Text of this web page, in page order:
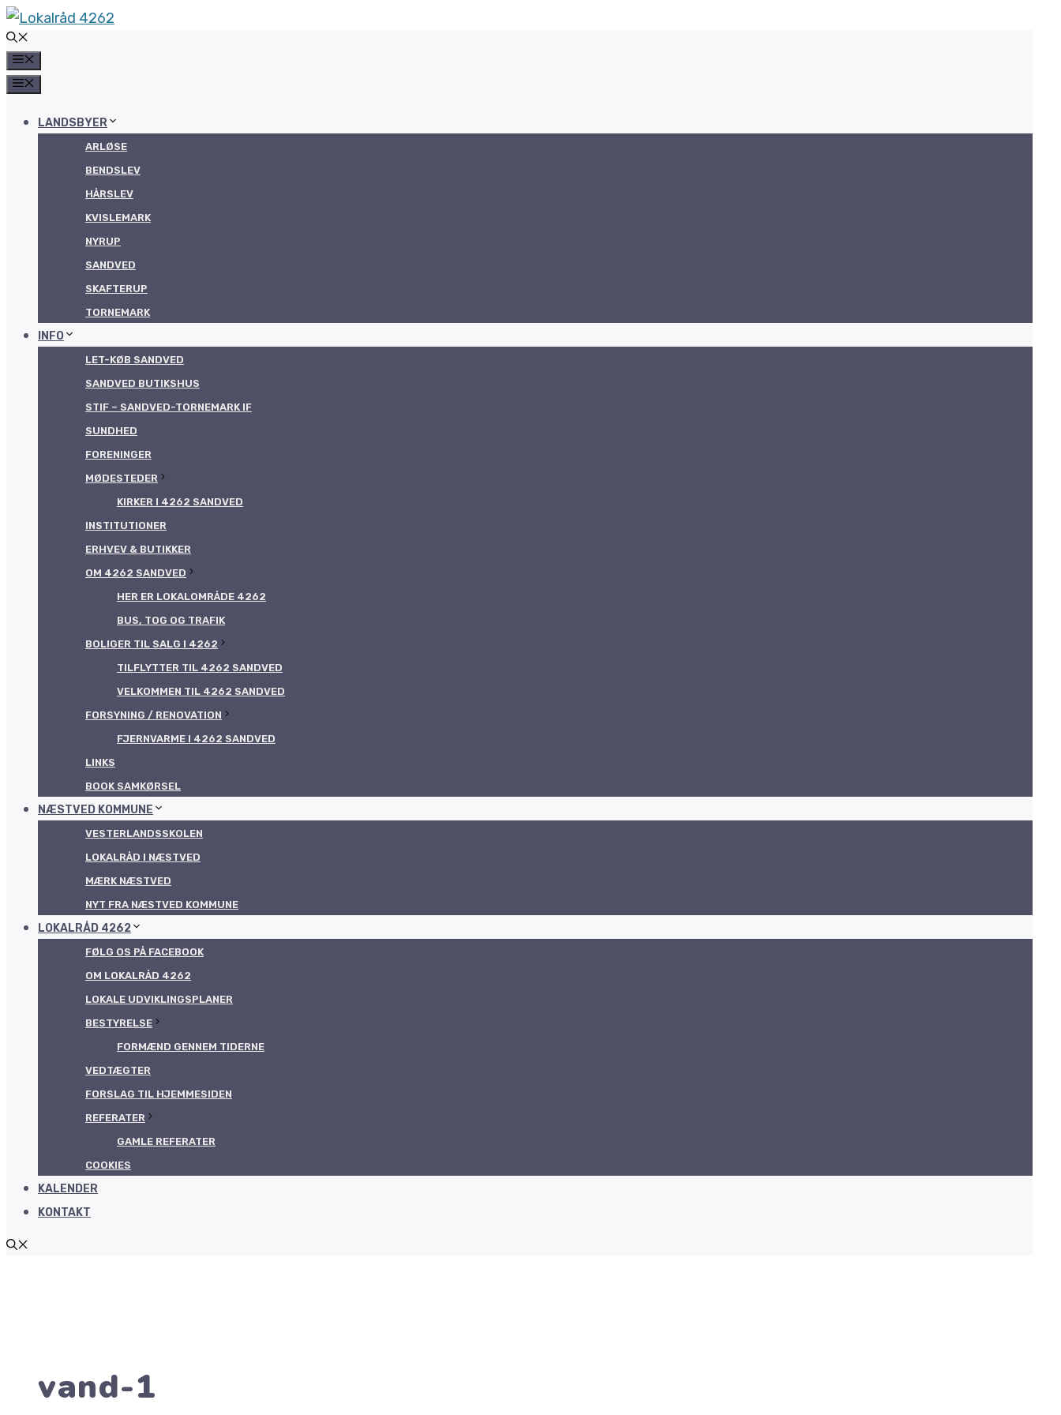
Hop
til
indhold
LANDSBYER
ARLØSE
BENDSLEV
HÅRSLEV
KVISLEMARK
NYRUP
SANDVED
SKAFTERUP
TORNEMARK
INFO
LET-KØB SANDVED
SANDVED BUTIKSHUS
STIF – SANDVED-TORNEMARK IF
SUNDHED
FORENINGER
MØDESTEDER
KIRKER I 4262 SANDVED
INSTITUTIONER
ERHVEV & BUTIKKER
OM 4262 SANDVED
HER ER LOKALOMRÅDE 4262
BUS, TOG OG TRAFIK
BOLIGER TIL SALG I 4262
TILFLYTTER TIL 4262 SANDVED
VELKOMMEN TIL 4262 SANDVED
FORSYNING / RENOVATION
FJERNVARME I 4262 SANDVED
LINKS
BOOK SAMKØRSEL
NÆSTVED KOMMUNE
VESTERLANDSSKOLEN
LOKALRÅD I NÆSTVED
MÆRK NÆSTVED
NYT FRA NÆSTVED KOMMUNE
LOKALRÅD 4262
FØLG OS PÅ FACEBOOK
OM LOKALRÅD 4262
LOKALE UDVIKLINGSPLANER
BESTYRELSE
FORMÆND GENNEM TIDERNE
VEDTÆGTER
FORSLAG TIL HJEMMESIDEN
REFERATER
GAMLE REFERATER
COOKIES
KALENDER
KONTAKT
vand-1